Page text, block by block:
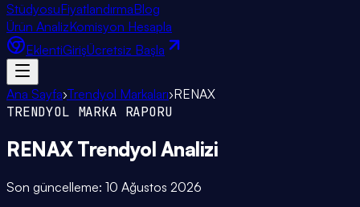
StüdyosuFiyatlandırmaBlog
Ürün AnalizKomisyon Hesapla
EklentiGirişÜcretsiz Başla
Ana Sayfa›Trendyol Markaları›RENAX
TRENDYOL MARKA RAPORU
RENAX Trendyol Analizi
Son güncelleme: 10 Ağustos 2026